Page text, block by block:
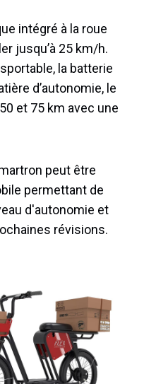
intégré à la roue
jusqu’à 25 km/h.
la batterie
d’autonomie, le
et 75 km avec une
peut être
permettant de
d'autonomie et
révisions.